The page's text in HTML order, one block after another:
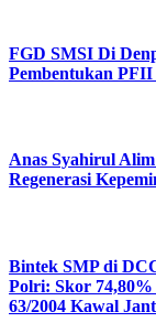
FGD SMSI Di
Pembentukan
Anas Syahirul
Regenerasi
Bintek SMP di
Polri: Skor 74,80%
63/2004 Kawal